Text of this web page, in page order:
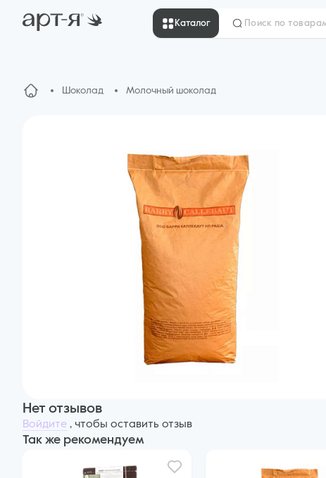
Каталог
Шоколад Молочный шоколад
Нет отзывов
Войдите , чтобы оставить отзыв
Так же рекомендуем